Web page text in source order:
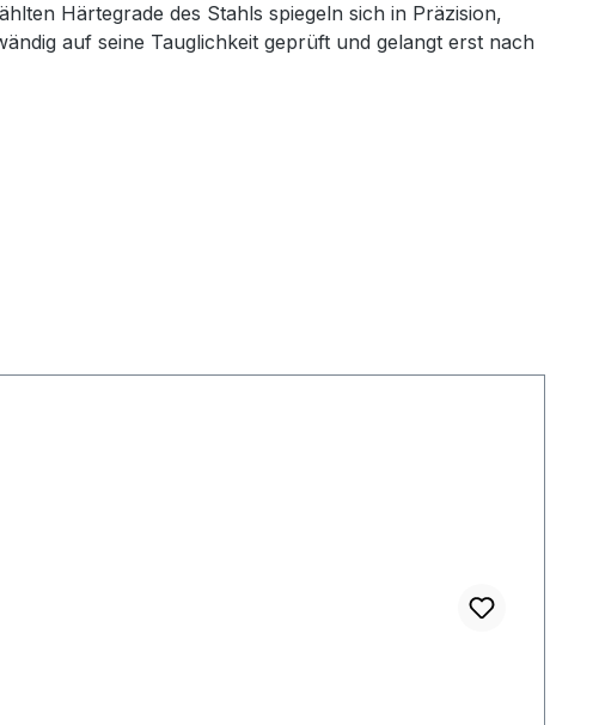
Härtegrade des Stahls spiegeln sich in Präzision,
auf seine Tauglichkeit geprüft und gelangt erst nach